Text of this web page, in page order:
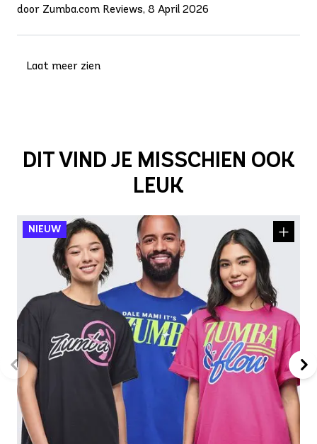
door Zumba.com Reviews, 8 April 2026
Laat meer zien
DIT VIND JE MISSCHIEN OOK
LEUK